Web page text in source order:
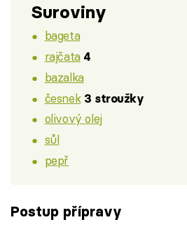
Suroviny
bageta
rajčata 4
bazalka
česnek 3 stroužky
olivový olej
sůl
pepř
Postup přípravy